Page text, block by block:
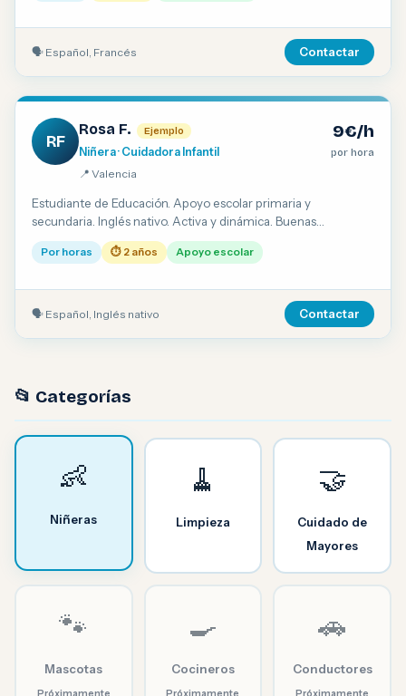
🗣 Español, Francés Contactar
RF
Rosa F. Ejemplo
Niñera · Cuidadora Infantil
📍 Valencia
9€/h
por hora
Estudiante de Educación. Apoyo escolar primaria y
secundaria. Inglés nativo. Activa y dinámica. Buenas
referencias.
Por horas ⏱ 2 años Apoyo escolar
🗣 Español, Inglés nativo Contactar
📂 Categorías
👶
Niñeras
🧹
Limpieza
🤝
Cuidado de
Mayores
🐾
Mascotas
Próximamente
🍳
Cocineros
Próximamente
🚗
Conductores
Próximamente